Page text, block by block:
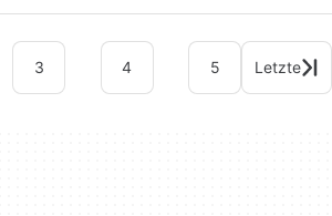
3 4 5 Letzte